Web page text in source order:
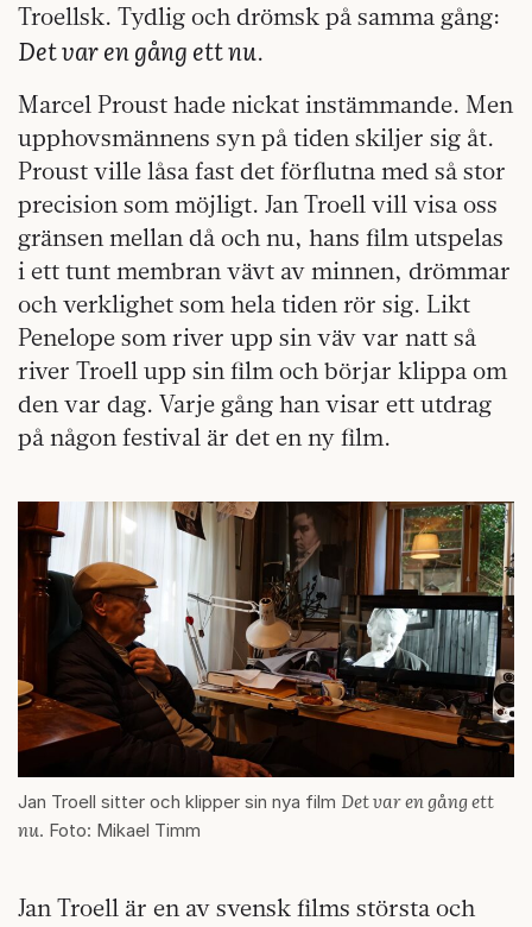
Troellsk. Tydlig och drömsk på samma gång:
Det var en gång ett nu.
Marcel Proust hade nickat instämmande. Men
upphovsmännens syn på tiden skiljer sig åt.
Proust ville låsa fast det förflutna med så stor
precision som möjligt. Jan Troell vill visa oss
gränsen mellan då och nu, hans film utspelas
i ett tunt membran vävt av minnen, drömmar
och verklighet som hela tiden rör sig. Likt
Penelope som river upp sin väv var natt så
river Troell upp sin film och börjar klippa om
den var dag. Varje gång han visar ett utdrag
på någon festival är det en ny film.
Jan Troell sitter och klipper sin nya film Det var en gång ett
nu. Foto: Mikael Timm
Jan Troell är en av svensk films största och